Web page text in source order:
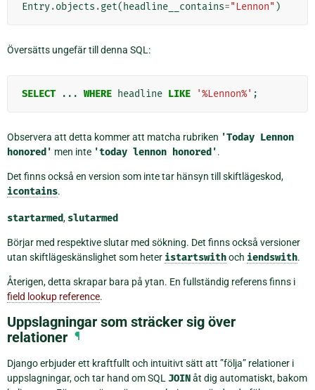
Entry.objects .get( headline__contains="Lennon" )
Översätts ungefär till denna SQL:
SELECT ... WHERE headline LIKE '%Lennon%' ;
Observera att detta kommer att matcha rubriken 'Today Lennon
honored' men inte 'today lennon honored'.
Det finns också en version som inte tar hänsyn till skiftlägeskod,
icontains.
startarmed, slutarmed
Börjar med respektive slutar med sökning. Det finns också versioner
utan skiftlägeskänslighet som heter istartswithoch iendswith.
Återigen, detta skrapar bara på ytan. En fullständig referens finns i
field lookup reference.
Uppslagningar som sträcker sig över
relationer ¶
Django erbjuder ett kraftfullt och intuitivt sätt att ”följa” relationer i
uppslagningar, och tar hand om SQL JOINåt dig automatiskt, bakom